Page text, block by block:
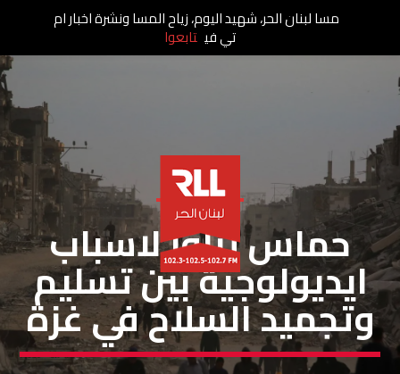
خاص لبنان الحر
حماس تناور لاسباب
ايديولوجية بين تسليم
وتجميد السلاح في غزة
مسا لبنان الحر، شهيد اليوم، زياح المسا ونشرة اخبار ام
تي في تابعوا